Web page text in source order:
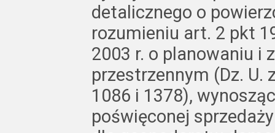
detalicznego o
rozumieniu art. 2 pkt
2003 r. o planowaniu i
przestrzennym (Dz. U.
1086 i 1378),
poświęconej